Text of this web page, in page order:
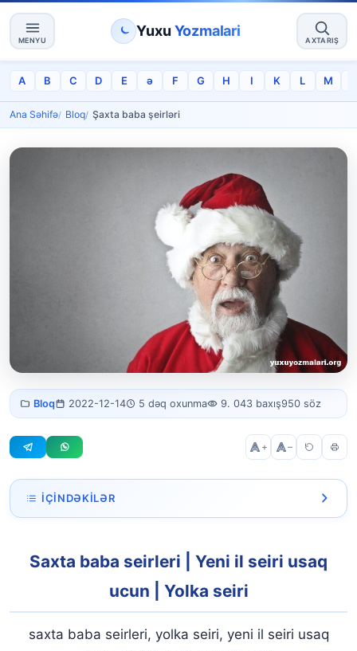
MENYU
Yuxu Yozmalari
AXTARIŞ
A B C D E ə F G H I K L M
Ana Səhifə Bloq Şaxta baba şeirləri
Şaxta baba
şeirləri
Bloq 2022-12-14 5 dəq oxunma 9. 043 baxış950 söz
+ –
İÇINDƏKILƏR
Şaxta baba şeirləri və nəğməsi
Şaxta baba şeiri qısa
Şaxta babanın nəğməsi
Saxta baba seirleri | Yeni il seiri usaq
ucun | Yolka seiri
saxta baba seirleri, yolka seiri, yeni il seiri usaq